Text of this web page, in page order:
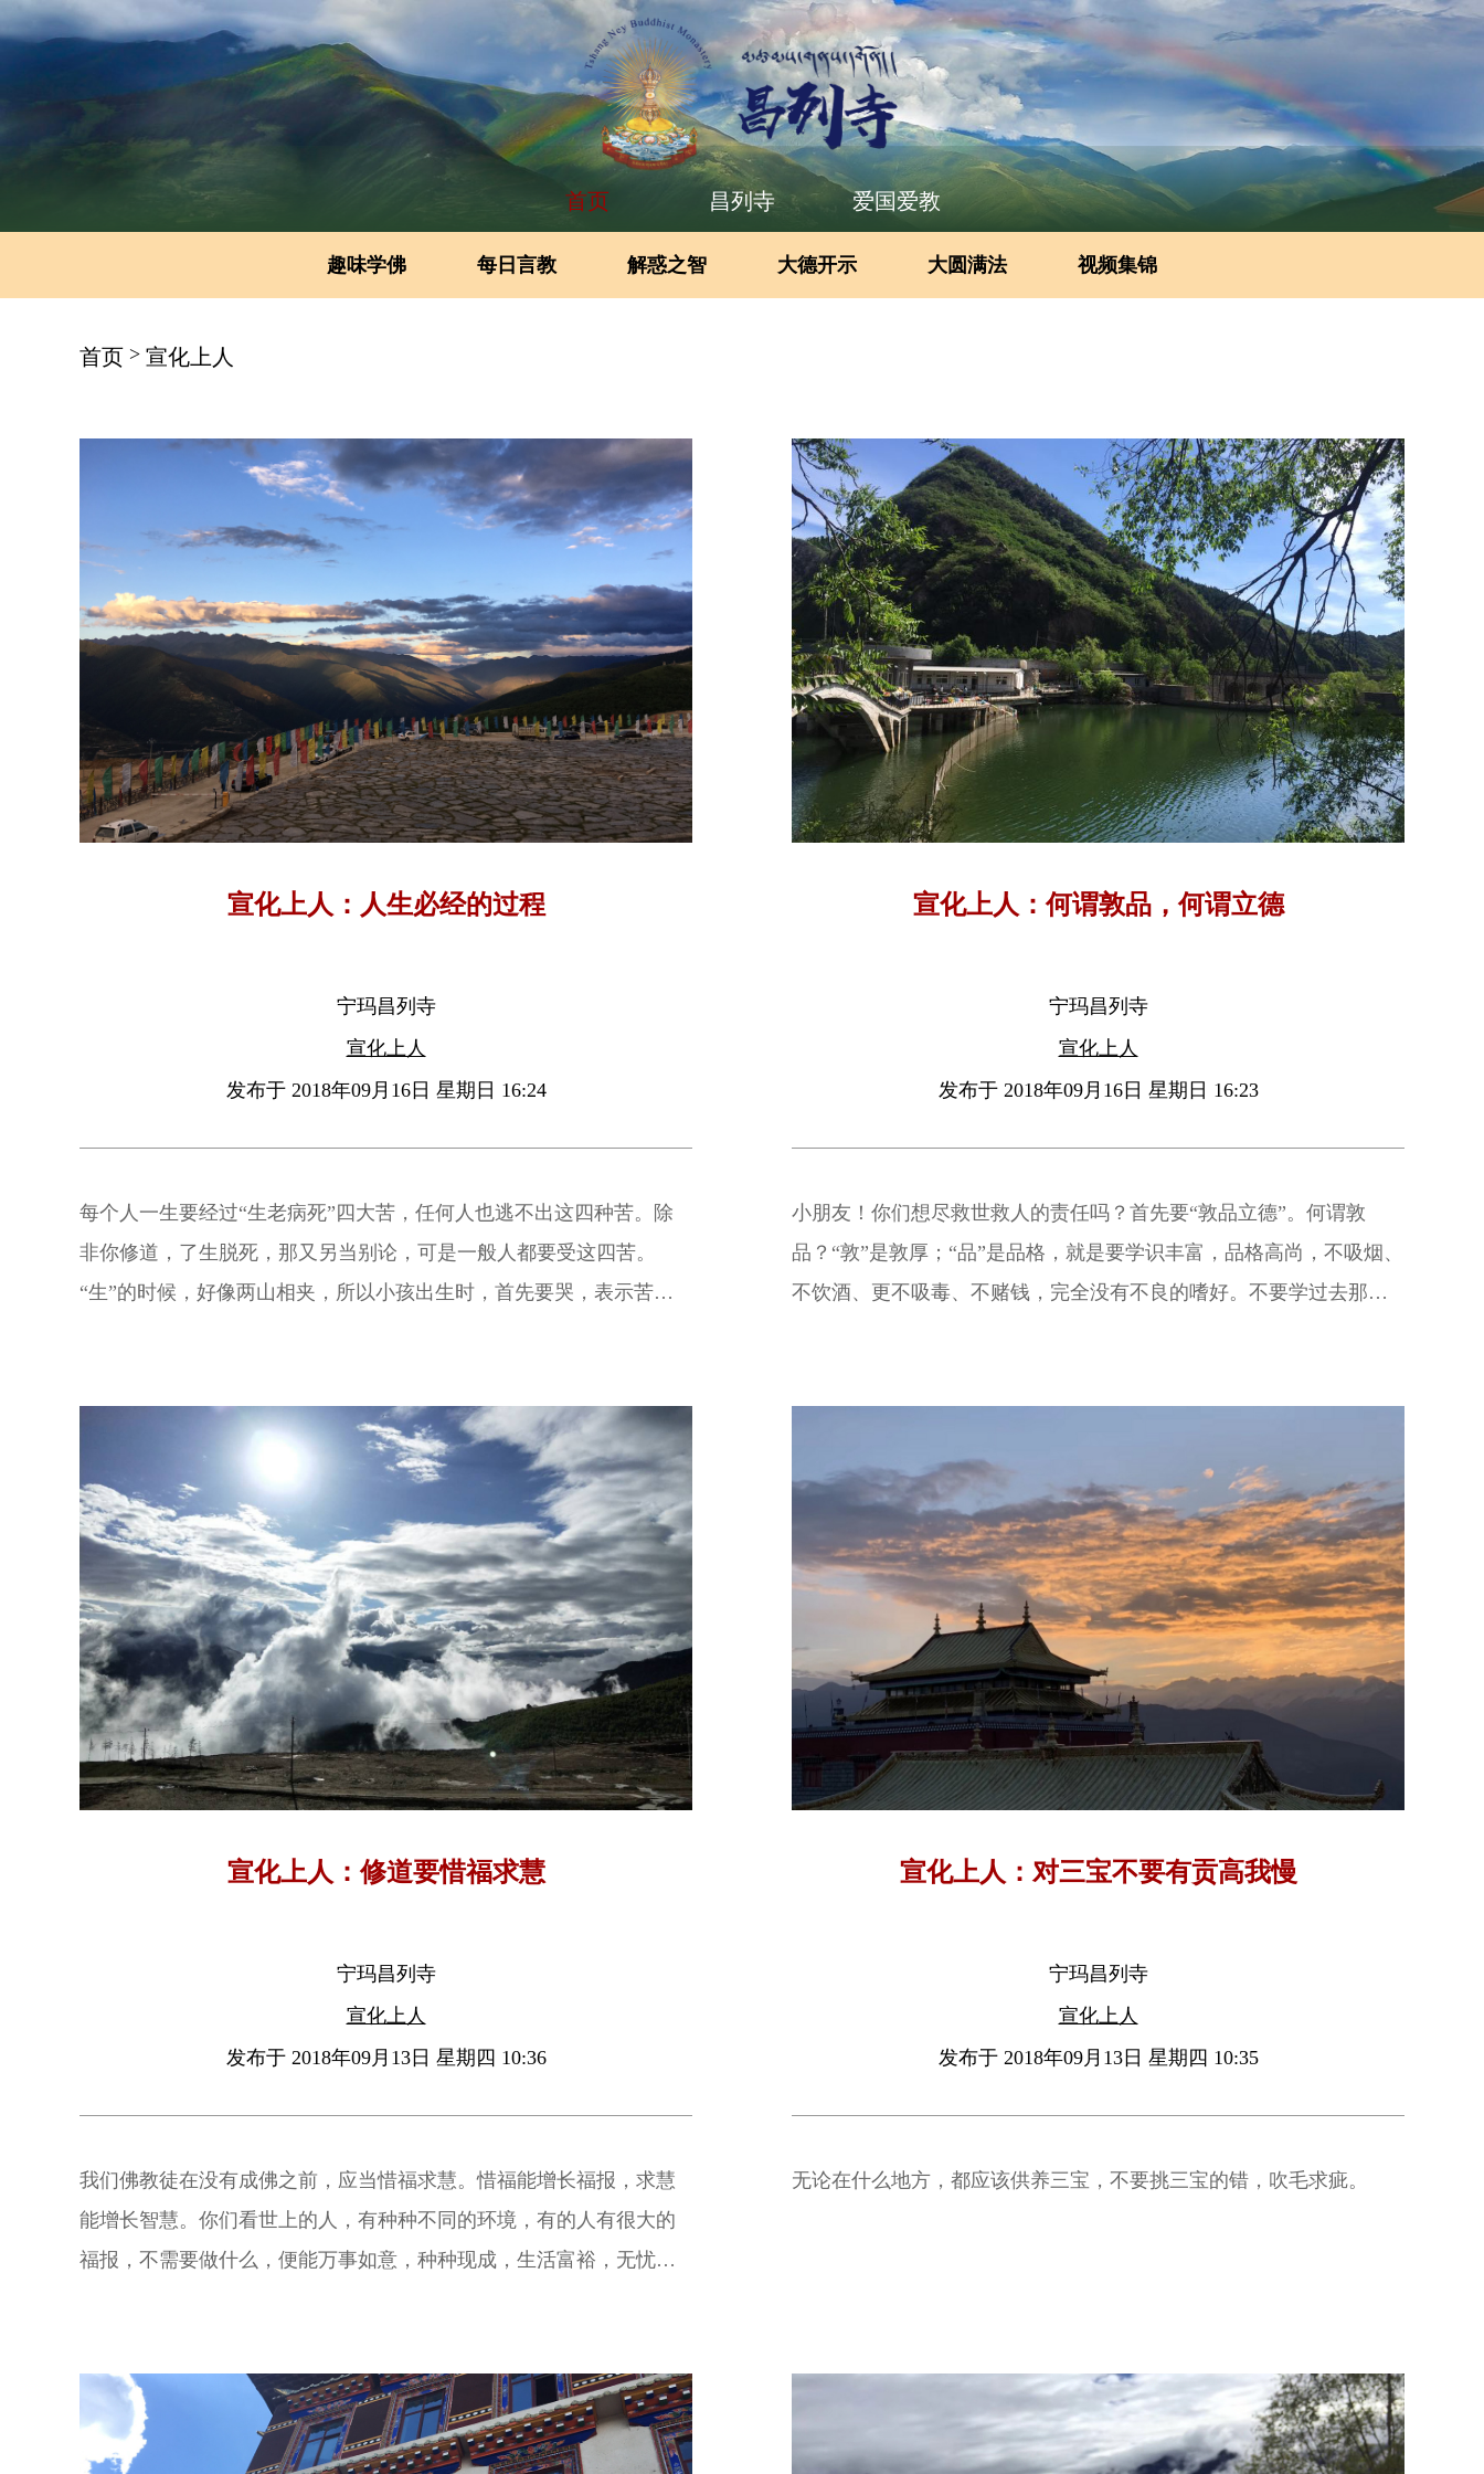
首页 昌列寺 爱国爱教
趣味学佛 每日言教 解惑之智 大德开示 大圆满法 视频集锦
首页 > 宣化上人
宣化上人：人生必经的过程
宁玛昌列寺
宣化上人
发布于 2018年09月16日 星期日 16:24
每个人一生要经过“生老病死”四大苦，任何人也逃不出这四种苦。除
非你修道，了生脱死，那又另当别论，可是一般人都要受这四苦。
“生”的时候，好像两山相夹，所以小孩出生时，首先要哭，表示苦的
了。手脚不听指挥，互相罢工，不能动弹，这也是很痛苦。 “病”的时
快，四大失调，互不合作，乃至卧床不能起。如果贫病交加，更是苦
上加苦。那时候，心有余而力不足，你说苦不苦？到“死”的时候，其
苦更无法表达，简直如活牛剥皮，为儿女牵肠挂肚，被七情六欲所
迷，还是放不下。
宣化上人：何谓敦品，何谓立德
宁玛昌列寺
宣化上人
发布于 2018年09月16日 星期日 16:23
小朋友！你们想尽救世救人的责任吗？首先要“敦品立德”。何谓敦
品？“敦”是敦厚；“品”是品格，就是要学识丰富，品格高尚，不吸烟、
不饮酒、更不吸毒、不赌钱，完全没有不良的嗜好。不要学过去那些
宣化上人：修道要惜福求慧
宁玛昌列寺
宣化上人
发布于 2018年09月13日 星期四 10:36
我们佛教徒在没有成佛之前，应当惜福求慧。惜福能增长福报，求慧
能增长智慧。你们看世上的人，有种种不同的环境，有的人有很大的
福报，不需要做什么，便能万事如意，种种现成，生活富裕，无忧无
宣化上人：对三宝不要有贡高我慢
宁玛昌列寺
宣化上人
发布于 2018年09月13日 星期四 10:35
无论在什么地方，都应该供养三宝，不要挑三宝的错，吹毛求疵。